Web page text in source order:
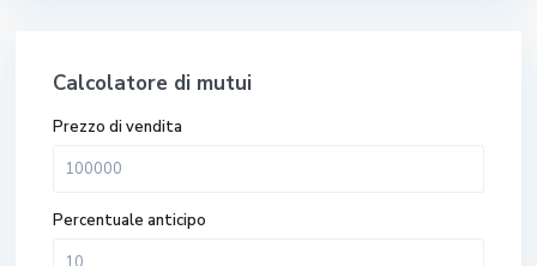
Calcolatore di mutui
Prezzo di vendita
Percentuale anticipo